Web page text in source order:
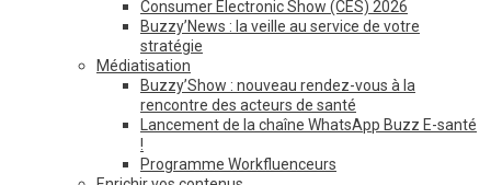
Consumer Electronic Show (CES) 2026
Buzzy’News : la veille au service de votre
stratégie
Médiatisation
Buzzy’Show : nouveau rendez-vous à la
rencontre des acteurs de santé
Lancement de la chaîne WhatsApp Buzz E-santé
!
Programme Workfluenceurs